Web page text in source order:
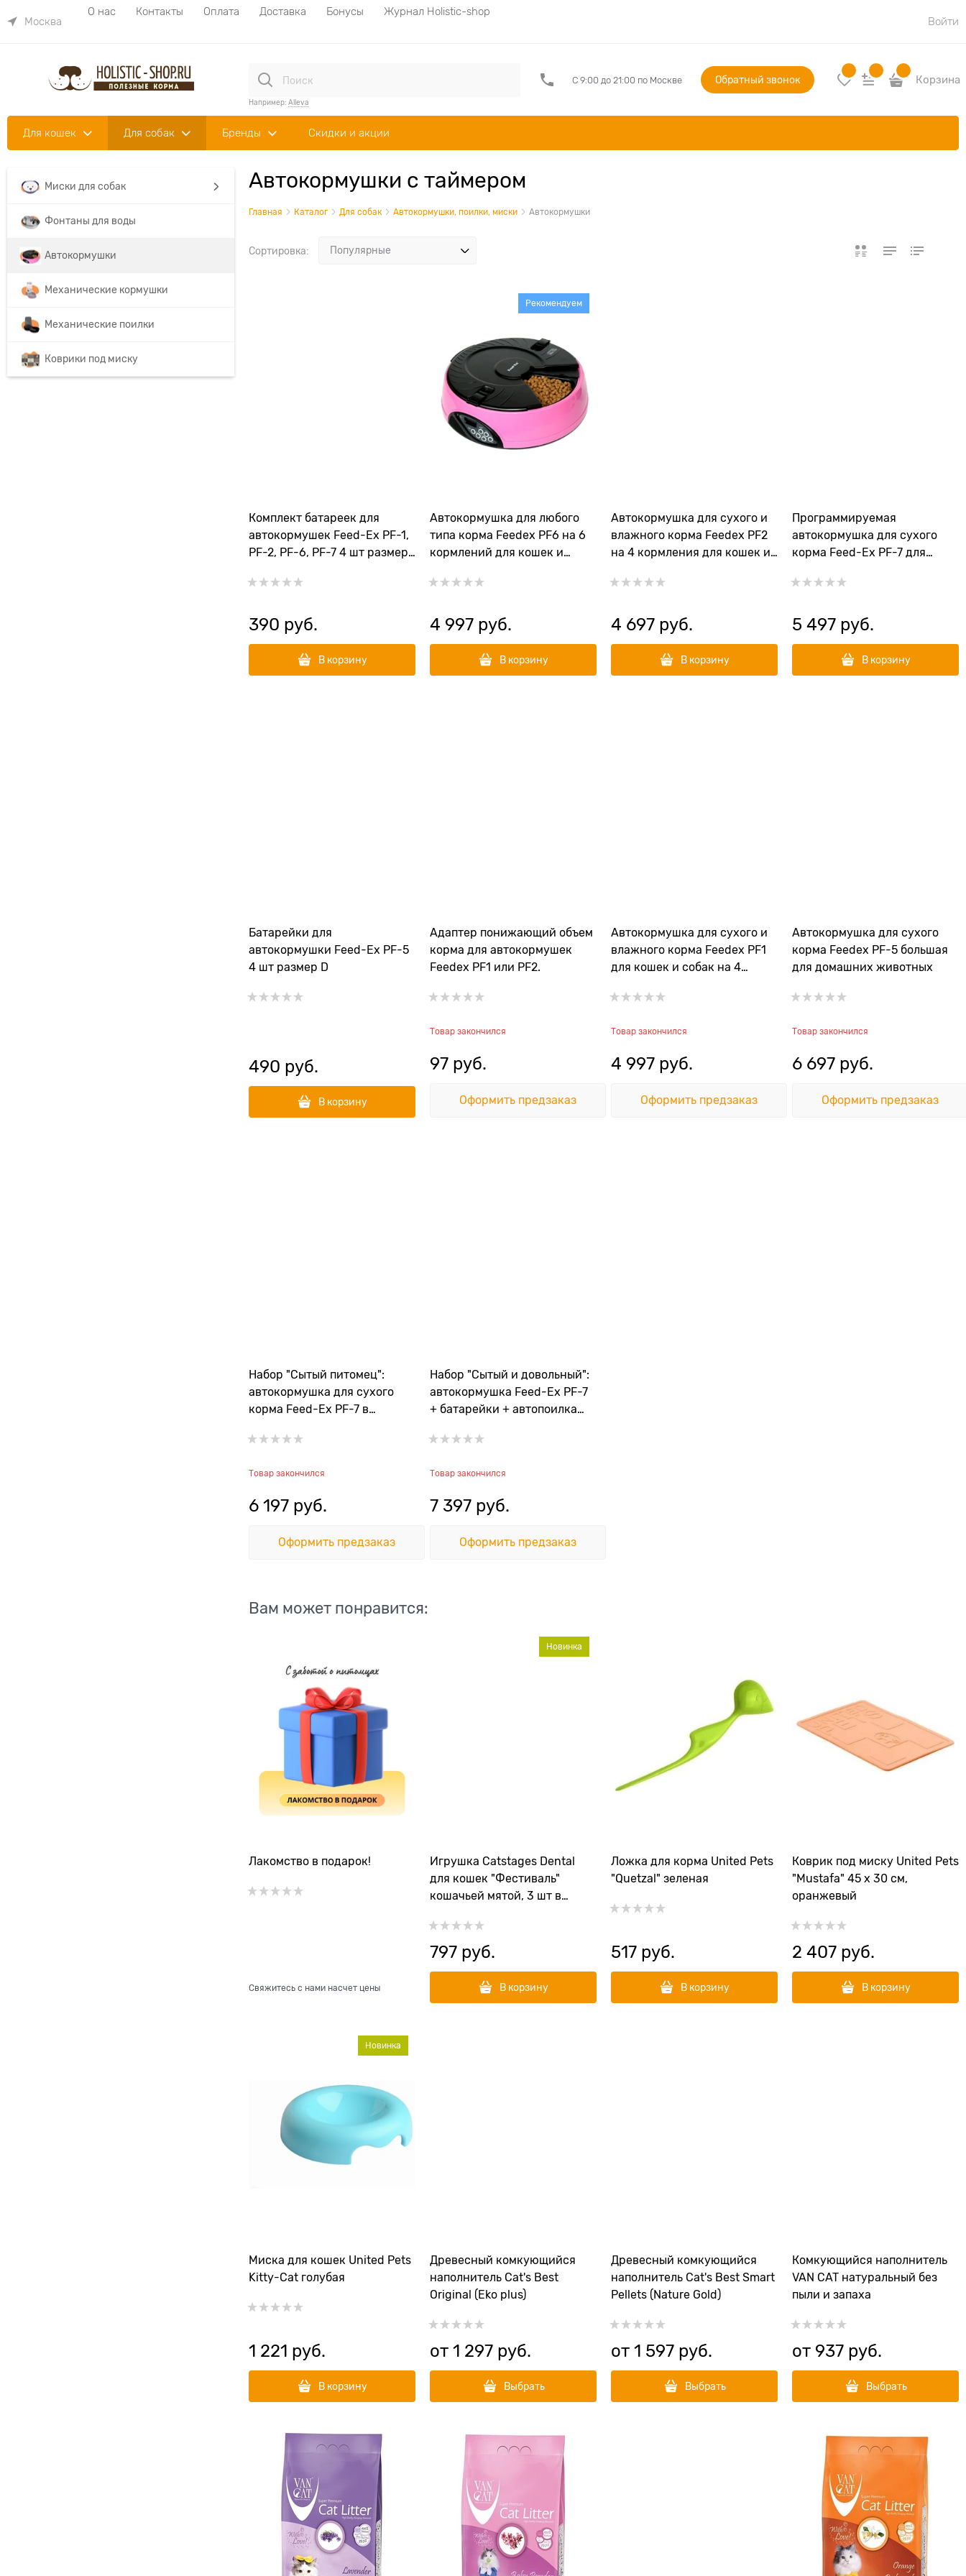
Москва
О нас Контакты Оплата Доставка Бонусы
Журнал Holistic-shop
Войти
Например: Alleva
С 9:00 до 21:00 по Москве Обратный звонок Корзина
Для кошек Для собак Бренды Скидки и акции
Миски для собак
Фонтаны для воды
Автокормушки
Механические кормушки
Механические поилки
Коврики под миску
Автокормушки с таймером
Главная Каталог Для собак Автокормушки, поилки, миски Автокормушки
Сортировка:
Комплект батареек для
автокормушек Feed-Ex PF-1,
PF-2, PF-6, PF-7 4 шт размер
390 руб.
В корзину
Автокормушка для любого
типа корма Feedex PF6 на 6
кормлений для кошек и
Рекомендуем
4 997 руб.
В корзину
Автокормушка для сухого и
влажного корма Feedex PF2
на 4 кормления для кошек и
4 697 руб.
В корзину
Программируемая
автокормушка для сухого
корма Feed-Ex PF-7 для
5 497 руб.
В корзину
Батарейки для
автокормушки Feed-Ex PF-5
4 шт размер D
490 руб.
В корзину
Адаптер понижающий объем
корма для автокормушек
Feedex PF1 или PF2.
Товар закончился
97 руб.
Оформить предзаказ
Автокормушка для сухого и
влажного корма Feedex PF1
для кошек и собак на 4
льда
Товар закончился
4 997 руб.
Оформить предзаказ
Автокормушка для сухого
корма Feedex PF-5 большая
для домашних животных
Товар закончился
6 697 руб.
Оформить предзаказ
Набор "Сытый питомец":
автокормушка для сухого
корма Feed-Ex PF-7 в
Товар закончился
6 197 руб.
Оформить предзаказ
Набор "Сытый и довольный":
автокормушка Feed-Ex PF-7
+ батарейки + автопоилка
Товар закончился
7 397 руб.
Оформить предзаказ
Вам может понравится:
Лакомство в подарок!
Свяжитесь с нами насчет цены
Игрушка Catstages Dental
для кошек "Фестиваль"
кошачьей мятой, 3 шт в
Новинка
797 руб.
В корзину
Ложка для корма United Pets
"Quetzal" зеленая
517 руб.
В корзину
Коврик под миску United Pets
"Mustafa" 45 х 30 см,
оранжевый
2 407 руб.
В корзину
Миска для кошек United Pets
Kitty-Cat голубая
Новинка
1 221 руб.
В корзину
Древесный комкующийся
наполнитель Cat's Best
Original (Eko plus)
от 1 297 руб.
Выбрать
Древесный комкующийся
наполнитель Cat's Best Smart
Pellets (Nature Gold)
от 1 597 руб.
Выбрать
Комкующийся наполнитель
VAN CAT натуральный без
пыли и запаха
от 937 руб.
Выбрать